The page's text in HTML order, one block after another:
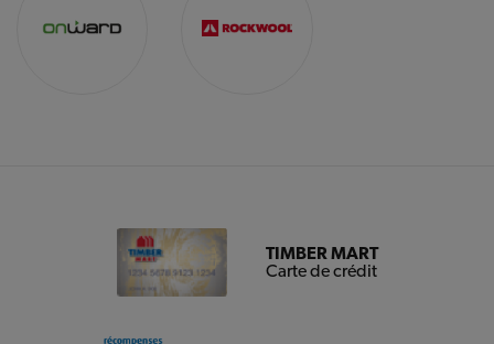
TIMBER MART
Carte de crédit